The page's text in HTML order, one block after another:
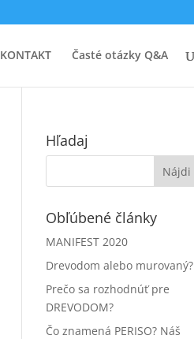
KONTAKT Časté otázky Q&A
Hľadaj
Obľúbené články
MANIFEST 2020
Drevodom alebo murovaný?
Prečo sa rozhodnúť pre
DREVODOM?
Čo znamená PERISO? Náš